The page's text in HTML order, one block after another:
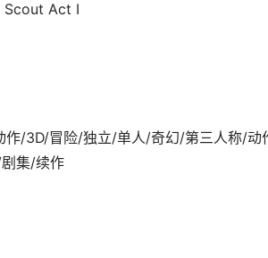
Scout Act I
/3D/冒险/独立/单人/奇幻/第三人称/动
集/续作